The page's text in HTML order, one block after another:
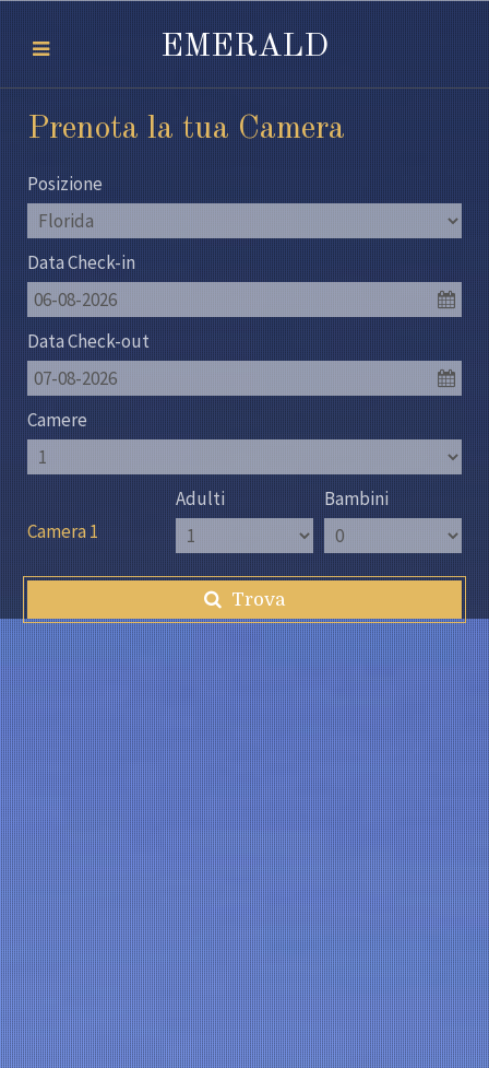
Prenota la tua Camera
Posizione
Data Check-in
06-08-2026
Data Check-out
07-08-2026
Camere
Camera 1
Adulti Bambini
Trova
EMERALD